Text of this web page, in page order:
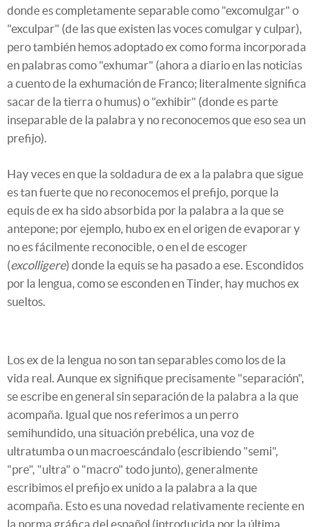
donde es completamente separable como "excomulgar" o
"exculpar" (de las que existen las voces comulgar y culpar),
pero también hemos adoptado ex como forma incorporada
en palabras como "exhumar" (ahora a diario en las noticias
a cuento de la exhumación de Franco; literalmente significa
sacar de la tierra o humus) o "exhibir" (donde es parte
inseparable de la palabra y no reconocemos que eso sea un
prefijo).
Hay veces en que la soldadura de ex a la palabra que sigue
es tan fuerte que no reconocemos el prefijo, porque la
equis de ex ha sido absorbida por la palabra a la que se
antepone; por ejemplo, hubo ex en el origen de evaporar y
no es fácilmente reconocible, o en el de escoger
(excolligere) donde la equis se ha pasado a ese. Escondidos
por la lengua, como se esconden en Tinder, hay muchos ex
sueltos.
Los ex de la lengua no son tan separables como los de la
vida real. Aunque ex signifique precisamente "separación",
se escribe en general sin separación de la palabra a la que
acompaña. Igual que nos referimos a un perro
semihundido, una situación prebélica, una voz de
ultratumba o un macroescándalo (escribiendo "semi",
"pre", "ultra" o "macro" todo junto), generalmente
escribimos el prefijo ex unido a la palabra a la que
acompaña. Esto es una novedad relativamente reciente en
la norma gráfica del español (introducida por la última